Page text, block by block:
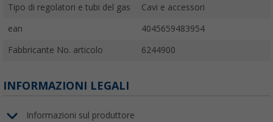
Tipo di regolatori e tubi del gas Cavi e accessori
ean 4045659483954
Fabbricante No. articolo 6244900
INFORMAZIONI LEGALI
Informazioni sul produttore